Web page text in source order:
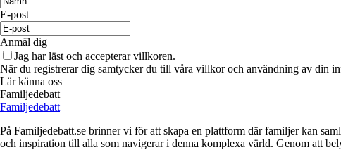
E-post
Anmäl dig
Jag har läst och accepterar villkoren.
När du registrerar dig samtycker du till våra villkor och användning av din
Lär känna oss
Familjedebatt
Familjedebatt
På Familjedebatt.se brinner vi för att skapa en plattform där familjer kan
och inspiration till alla som navigerar i denna komplexa värld. Genom att